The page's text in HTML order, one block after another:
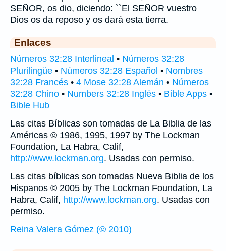
SEÑOR, os dio, diciendo: ``El SEÑOR vuestro
Dios os da reposo y os dará esta tierra.
Enlaces
Números 32:28 Interlineal • Números 32:28
Plurilingüe • Números 32:28 Español • Nombres
32:28 Francés • 4 Mose 32:28 Alemán • Números
32:28 Chino • Numbers 32:28 Inglés • Bible Apps •
Bible Hub
Las citas Bíblicas son tomadas de La Biblia de las
Américas © 1986, 1995, 1997 by The Lockman
Foundation, La Habra, Calif,
http://www.lockman.org. Usadas con permiso.
Las citas bíblicas son tomadas Nueva Biblia de los
Hispanos © 2005 by The Lockman Foundation, La
Habra, Calif, http://www.lockman.org. Usadas con
permiso.
Reina Valera Gómez (© 2010)